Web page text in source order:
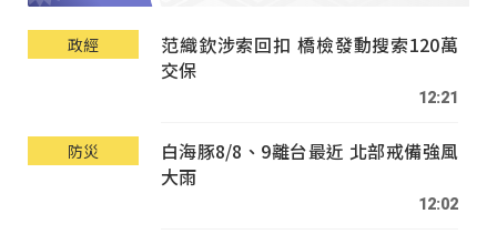
政經
范織欽涉索回扣 橋檢發動搜索120萬
交保
12:21
防災
白海豚8/8、9離台最近 北部戒備強風
大雨
12:02